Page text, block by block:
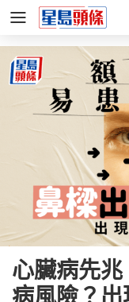
心臟病先
病風險？出